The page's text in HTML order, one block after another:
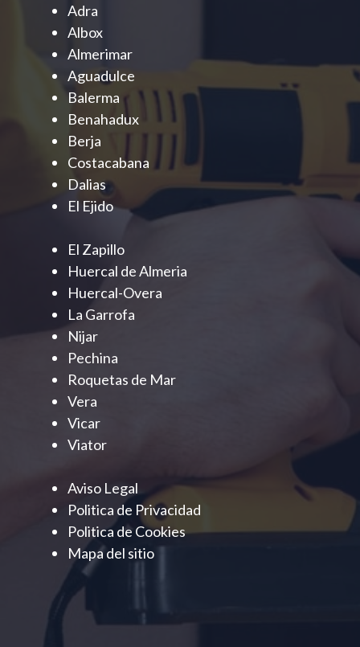
Adra
Albox
Almerimar
Aguadulce
Balerma
Benahadux
Berja
Costacabana
Dalias
El Ejido
El Zapillo
Huercal de Almeria
Huercal-Overa
La Garrofa
Nijar
Pechina
Roquetas de Mar
Vera
Vicar
Viator
Aviso Legal
Politica de Privacidad
Politica de Cookies
Mapa del sitio